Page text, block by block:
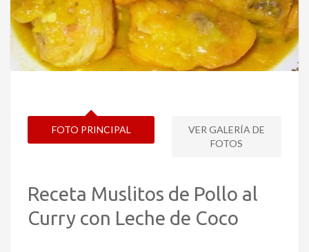
FOTO PRINCIPAL
VER GALERÍA DE
FOTOS
Receta Muslitos de Pollo al
Curry con Leche de Coco